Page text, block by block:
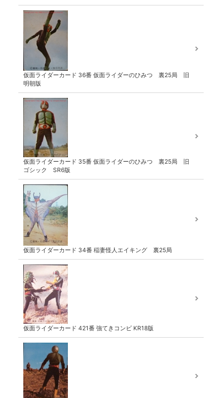
仮面ライダーカード 36番 仮面ライダーのひみつ 裏25局 旧
明朝版
仮面ライダーカード 35番 仮面ライダーのひみつ 裏25局 旧
ゴシック SR6版
仮面ライダーカード 34番 稲妻怪人エイキング 裏25局
仮面ライダーカード 421番 強てきコンビ KR18版